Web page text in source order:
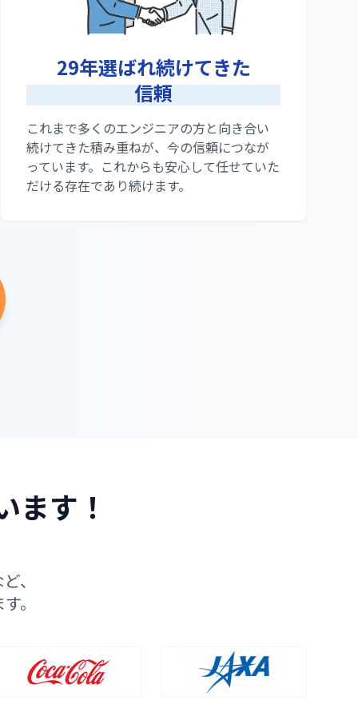
29年選ばれ続けてきた
信頼
これまで多くのエンジニアの方と向き合い
続けてきた積み重ねが、今の信頼につなが
っています。これからも安心して任せていた
だける存在であり続けます。
ます！
、
。